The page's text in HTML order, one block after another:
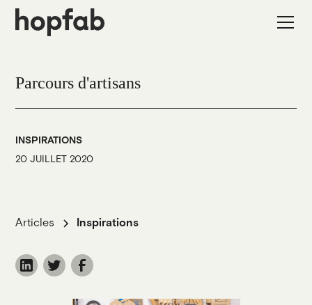
Parcours d'artisans
INSPIRATIONS
20 JUILLET 2020
Articles Inspirations